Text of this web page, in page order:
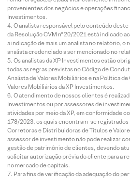
provenientes dos negócios e operações
Investimentos.
O analista responsável pelo conteúdo
da Resolução CVM nº 20/2021 está indicado
a indicação de mais um analista no relatório, o
analista credenciado a ser mencionado no
Os analistas da XP Investimentos estão
todas as regras previstas no Código de
Analista de Valores Mobiliários e na Política
Valores Mobiliários da XP Investimentos.
O atendimento de nossos clientes é
Investimentos ou por assessores de
atividades por meio da XP, em conformidade
178/2023, os quais encontram-se registrados
Corretoras e Distribuidoras de Títulos e
assessor de investimento não pode realizar
gestão de patrimônio de clientes, devendo
solicitar autorização prévia do cliente para a
no mercado de capitais.
Para fins de verificação da adequação do